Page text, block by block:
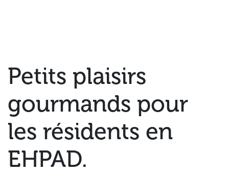
Petits plaisirs
gourmands pour
les résidents en
EHPAD.